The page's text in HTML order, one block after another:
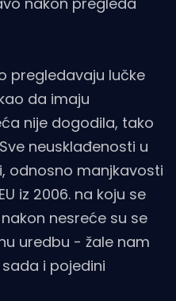
pregledavaju lučke
da imaju
nije dogodila, tako
neusklađenosti u
odnosno manjkavosti
iz 2006. na koju se
nesreće su se
uredbu - žale nam
i pojedini